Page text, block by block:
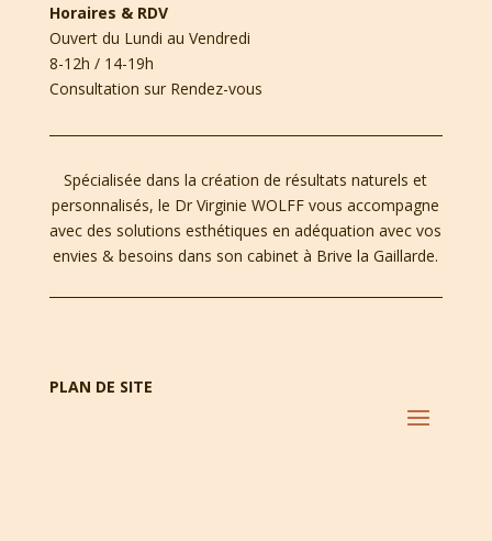
Horaires & RDV
Ouvert du Lundi au Vendredi
8-12h / 14-19h
Consultation sur Rendez-vous
Spécialisée dans la création de résultats naturels et
personnalisés, le Dr Virginie WOLFF vous accompagne
avec des solutions esthétiques en adéquation avec vos
envies & besoins dans son cabinet à Brive la Gaillarde.
PLAN DE SITE